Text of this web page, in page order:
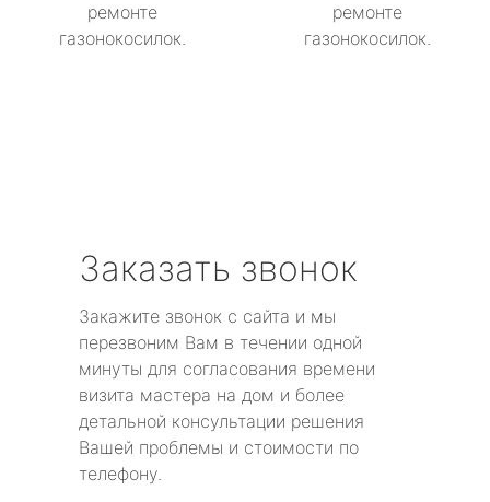
ремонте
газонокосилок.
ремонте
газонокосилок.
Заказать звонок
Закажите звонок с сайта и мы
перезвоним Вам в течении одной
минуты для согласования времени
визита мастера на дом и более
детальной консультации решения
Вашей проблемы и стоимости по
телефону.